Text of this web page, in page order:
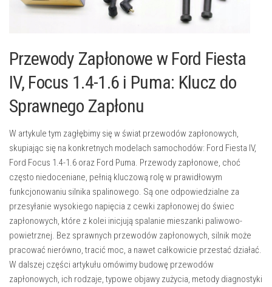
Przewody Zapłonowe w Ford Fiesta
IV, Focus 1.4-1.6 i Puma: Klucz do
Sprawnego Zapłonu
W artykule tym zagłębimy się w świat przewodów zapłonowych,
skupiając się na konkretnych modelach samochodów: Ford Fiesta IV,
Ford Focus 1.4-1.6 oraz Ford Puma. Przewody zapłonowe, choć
często niedoceniane, pełnią kluczową rolę w prawidłowym
funkcjonowaniu silnika spalinowego. Są one odpowiedzialne za
przesyłanie wysokiego napięcia z cewki zapłonowej do świec
zapłonowych, które z kolei inicjują spalanie mieszanki paliwowo-
powietrznej. Bez sprawnych przewodów zapłonowych, silnik może
pracować nierówno, tracić moc, a nawet całkowicie przestać działać.
W dalszej części artykułu omówimy budowę przewodów
zapłonowych, ich rodzaje, typowe objawy zużycia, metody diagnostyki